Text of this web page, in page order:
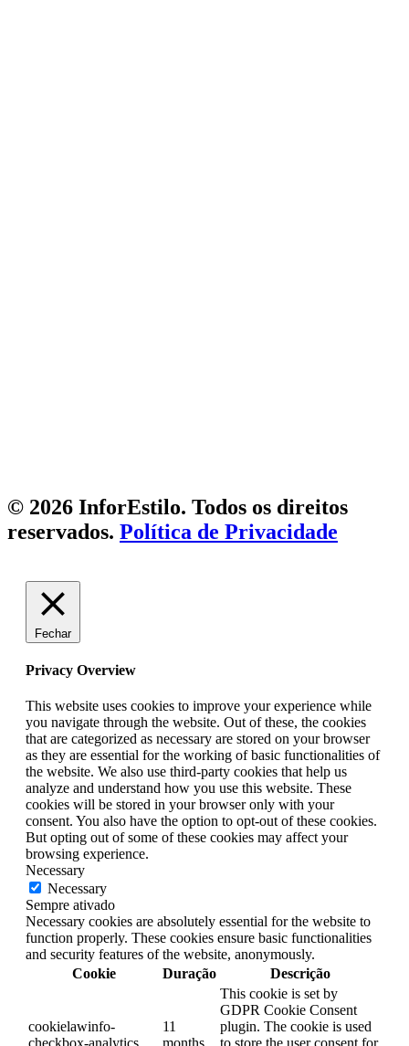
© 2026 InforEstilo. Todos os direitos
reservados. Política de Privacidade
Fechar
Privacy Overview
This website uses cookies to improve your experience while
you navigate through the website. Out of these, the cookies
that are categorized as necessary are stored on your browser
as they are essential for the working of basic functionalities of
the website. We also use third-party cookies that help us
analyze and understand how you use this website. These
cookies will be stored in your browser only with your
consent. You also have the option to opt-out of these cookies.
But opting out of some of these cookies may affect your
browsing experience.
Necessary
Necessary
Sempre ativado
Necessary cookies are absolutely essential for the website to
function properly. These cookies ensure basic functionalities
and security features of the website, anonymously.
Cookie
Duração Descrição
cookielawinfo-
11
This cookie is set by
GDPR Cookie Consent
plugin. The cookie is used